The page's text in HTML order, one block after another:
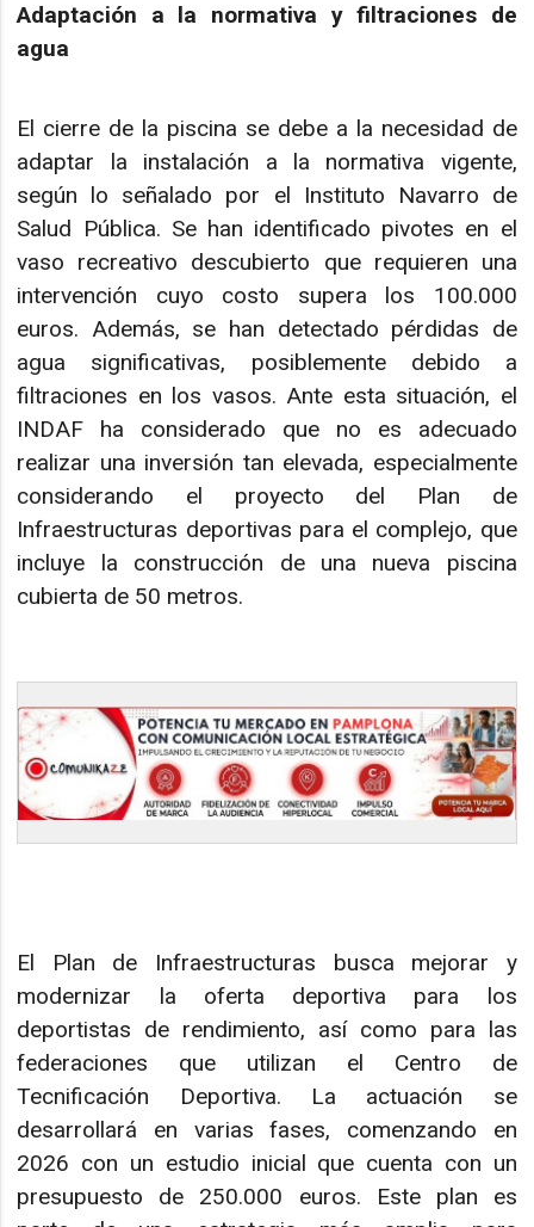
Adaptación a la normativa y filtraciones de
agua
El cierre de la piscina se debe a la necesidad de
adaptar la instalación a la normativa vigente,
según lo señalado por el Instituto Navarro de
Salud Pública. Se han identificado pivotes en el
vaso recreativo descubierto que requieren una
intervención cuyo costo supera los 100.000
euros. Además, se han detectado pérdidas de
agua significativas, posiblemente debido a
filtraciones en los vasos. Ante esta situación, el
INDAF ha considerado que no es adecuado
realizar una inversión tan elevada, especialmente
considerando el proyecto del Plan de
Infraestructuras deportivas para el complejo, que
incluye la construcción de una nueva piscina
cubierta de 50 metros.
El Plan de Infraestructuras busca mejorar y
modernizar la oferta deportiva para los
deportistas de rendimiento, así como para las
federaciones que utilizan el Centro de
Tecnificación Deportiva. La actuación se
desarrollará en varias fases, comenzando en
2026 con un estudio inicial que cuenta con un
presupuesto de 250.000 euros. Este plan es